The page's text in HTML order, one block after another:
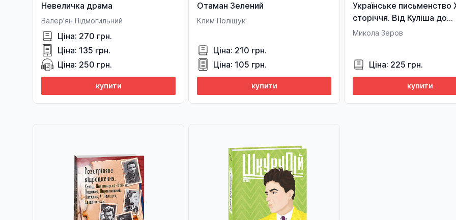
Невеличка драма
Валер'ян Підмогильний
Ціна: 270 грн.
Ціна: 135 грн.
Ціна: 250 грн.
купити
Отаман Зелений
Клим Поліщук
Ціна: 210 грн.
Ціна: 105 грн.
купити
Українське письменство
сторіччя. Від Куліша до
Винниченка (з
Микола Зеров
Ціна: 225 грн.
купити